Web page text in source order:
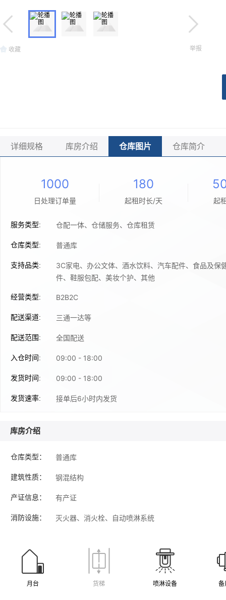
收藏 举报
详细规格 库房介绍 仓库图片 仓库简介
1000
日处理订单量
180
起租时长/天 起
服务类型: 仓配一体、仓储服务、仓库租赁
仓库类型: 普通库
支持品类:
3C家电、办公文体、酒水饮料、汽车配件、食品及
件、鞋服包配、美妆个护、其他
经营类型: B2B2C
配送渠道: 三通一达等
配送范围: 全国配送
入仓时间: 09:00 - 18:00
发货时间: 09:00 - 18:00
发货速率: 接单后6小时内发货
库房介绍
仓库类型： 普通库
建筑性质： 钢混结构
产证信息： 有产证
消防设施： 灭火器、消火栓、自动喷淋系统
月台 货梯 喷淋设备 备